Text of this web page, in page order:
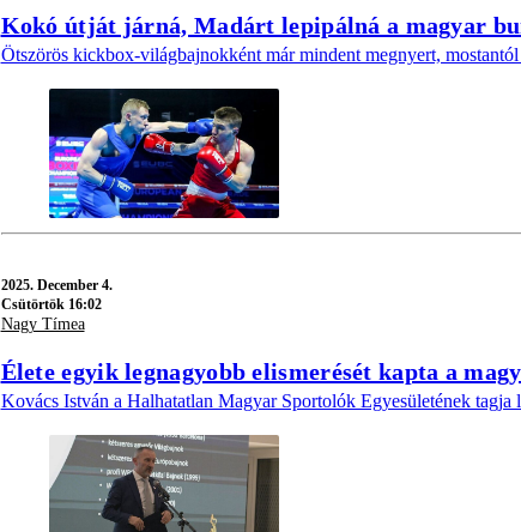
Kokó útját járná, Madárt lepipálná a magyar
Ötszörös kickbox-világbajnokként már mindent megnyert,
2025. December 4.
Csütörtök 16:02
Nagy Tímea
Élete egyik legnagyobb elismerését kapta a
Kovács István a Halhatatlan Magyar Sportolók Egyesületének tagja